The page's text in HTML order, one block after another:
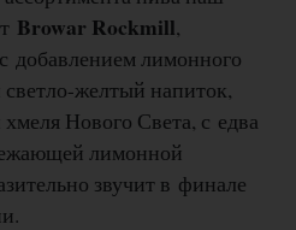
Browar Rockmill,
добавлением лимонного
желтый напиток,
Нового Света, с едва
лимонной
звучит в финале